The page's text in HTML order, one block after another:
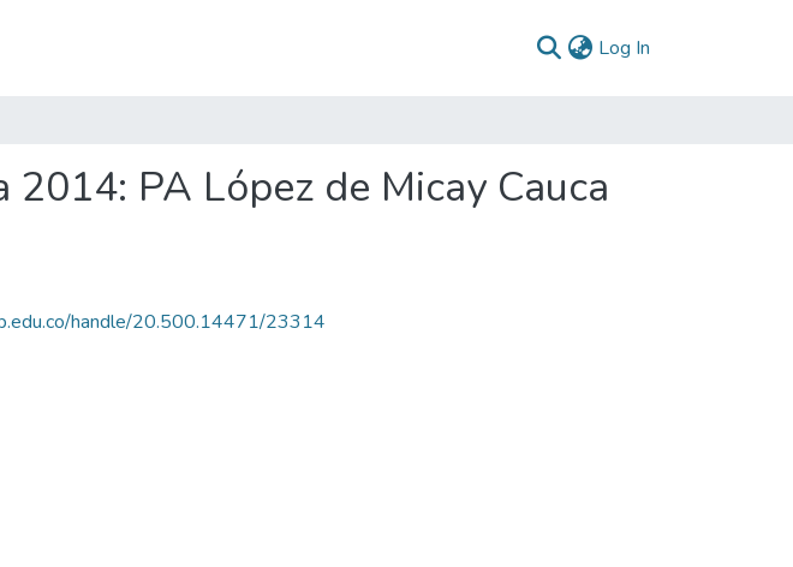
Log In
PA López de Micay Cauca
handle/20.500.14471/23314